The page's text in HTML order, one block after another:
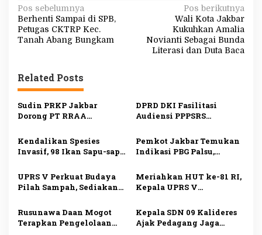
N
a
v
g
a
s
i
p
o
s
Pos sebelumnya
Berhenti Sampai di SPB,
Petugas CKTRP Kec.
Tanah Abang Bungkam
Pos berikutnya
Wali Kota Jakbar
Kukuhkan Amalia
Novianti Sebagai Bunda
Literasi dan Duta Baca
Related Posts
Sudin PRKP Jakbar
Dorong PT RRAA
Citypark, Sanksi
Administratif Bisa
Diberikan
DPRD DKI Fasilitasi
Audiensi PPPSRS
Pengembang, Serah
Terima Pengelolaan Jadi
Sorotan
Kendalikan Spesies
Invasif, 98 Ikan Sapu-sapu
Pemkot Jakbar Temukan
Indikasi PBG Palsu,
Diperketat
UPRS V Perkuat Budaya
Pilah Sampah, Sediakan
Dukung Lingkungan
Bersih
Meriahkan HUT ke-81 RI,
Kepala UPRS V
Lomba Antar-Rusun di
Daan Mogot
Rusunawa Daan Mogot
Terapkan Pengelolaan
Kepala SDN 09 Kalideres
Ajak Pedagang Jaga